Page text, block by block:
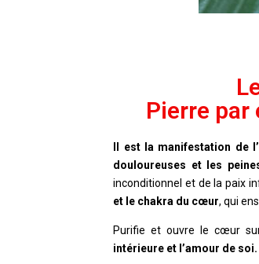
Pierre par
Il est la manifestation de
douloureuses et les
inconditionnel et de la paix
et le chakra du cœur, qui
Purifie et ouvre le cœur
intérieure et l’amour de soi.